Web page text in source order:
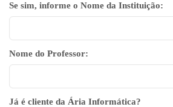
Se sim, informe o Nome da Instituição:
Nome do Professor:
Já é cliente da Ária Informática?